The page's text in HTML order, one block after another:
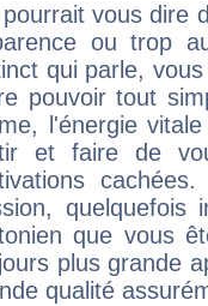
vous dire
ou trop
qui parle,
pouvoir tout
l'énergie
et faire de
quelquefois
que vous
plus grande
qualité